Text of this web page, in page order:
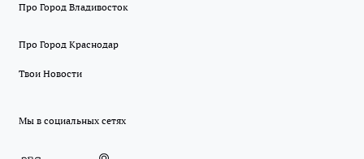
Про Город Владивосток
Про Город Краснодар
Твои Новости
Мы в социальных сетях